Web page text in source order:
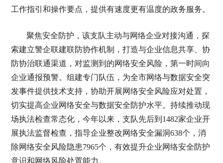
工作指引和操作要点，提供有速度更有温度的政务服务。
聚焦安全防护，该支队主动与网络企业对接沟通，探
索建立警企联建联防协作机制，打造与企业信息共享、协
防协治联通渠道，对监测到的网络安全风险，第一时间向
企业通报预警。组建专门队伍，为全市网络与数据安全突
发事件提供技术支持，协助开展网络安全风险应对处置，
切实提高企业网络安全与数据安全防护水平。持续推动现
场执法检查常态化，今年以来，支队先后到1482家企业开
展执法监督检查，指导企业整改网络安全漏洞638个，消
除网络安全风险隐患7965个，有效提升企业网络安全防护
意识和网络风险处置能力。